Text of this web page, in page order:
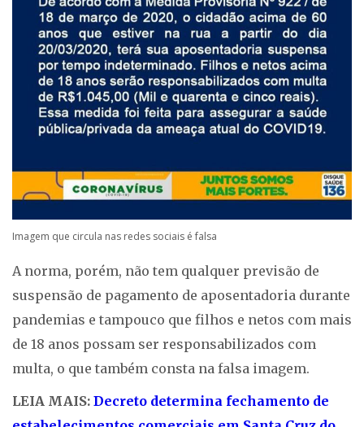
Imagem que circula nas redes sociais é falsa
A norma, porém, não tem qualquer previsão de
suspensão de pagamento de aposentadoria durante
pandemias e tampouco que filhos e netos com mais
de 18 anos possam ser responsabilizados com
multa, o que também consta na falsa imagem.
LEIA MAIS: Decreto determina fechamento de